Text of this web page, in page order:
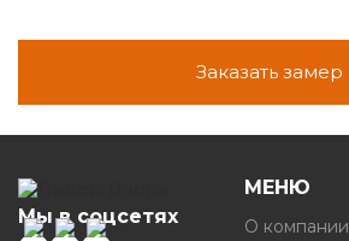
Заказать замер
Мы в соцсетях
МЕНЮ
О компании